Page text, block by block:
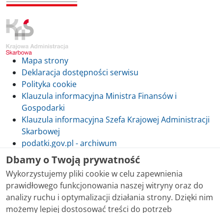
Mapa strony
Deklaracja dostępności serwisu
Polityka cookie
Klauzula informacyjna Ministra Finansów i
Gospodarki
Klauzula informacyjna Szefa Krajowej Administracji
Skarbowej
podatki.gov.pl - archiwum
Skontaktuj się z nami
Dbamy o Twoją prywatność
Wykorzystujemy pliki cookie w celu zapewnienia
prawidłowego funkcjonowania naszej witryny oraz do
analizy ruchu i optymalizacji działania strony. Dzięki nim
możemy lepiej dostosować treści do potrzeb